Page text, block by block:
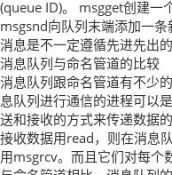
(queue ID)。 msgget创建一
msgsnd向队列末端添加一
消息是不一定遵循先进先出
消息队列与命名管道的比较
消息队列跟命名管道有不少
息队列进行通信的进程可以
送和接收的方式来传递数据
接收数据用read，则在消息
用msgrcv。而且它们对每个